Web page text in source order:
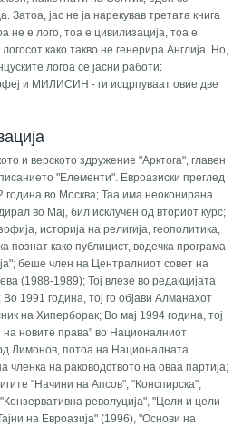
Затоа, јас не ја нарекував третата книга
не е лого, тоа е цивилизација, тоа е
како такво не генерира Англија. Но,
логоа се јасни работи:
и МИЛИСИН - ги исцрпуваат овие две
и верското здружение "Арктога", главен
"Елементи". Евроазиски преглед
година во Москва; Таа има неоконирана
во Мај, бил исклучен од вториот курс;
историја на религија, геополитика,
познат како публицист, водечка програма
беше член на Централниот совет на
(1988-1989); Тој влезе во редакцијата
1991 година, тој го објави Алманахот
на Хиперборак; Во мај 1994 година, тој
новите права" во Националниот
Лимонов, потоа на Националната
членка на раководството на оваа партија;
"Начини на Апсов", "Конспирска",
револуција", "Цели и цели
на Евроазија" (1996), "Основи на